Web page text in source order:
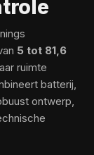
5 tot 81,6
ruimte
batterij,
ontwerp,